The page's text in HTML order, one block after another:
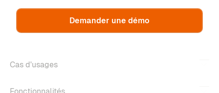
Demander une démo
Cas d'usages